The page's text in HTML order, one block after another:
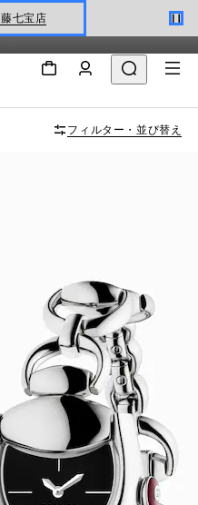
マーモント〕
広く取り揃えています。
フィルター・並び替え